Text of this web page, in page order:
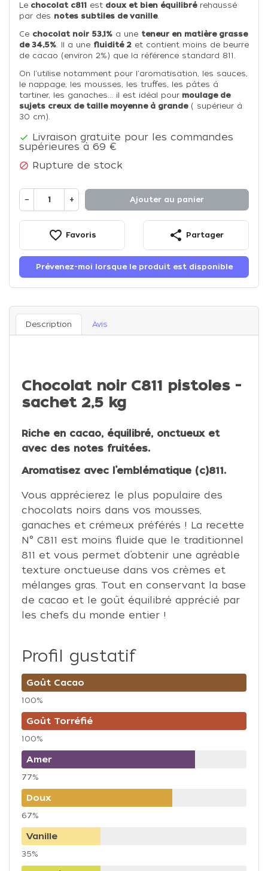
Le chocolat c811 est doux et bien équilibrérehaussé
par des notes subtiles de vanille.
Ce chocolat noir 53,1% a une teneur en matière grasse
de 34,5%. Il a une fluidité 2 et contient moins de beurre
de cacao (environ 2%) que la référence standard 811.
On l'utilise notamment pour l'aromatisation, les sauces,
le nappage, les mousses, les truffes, les pâtes à
tartiner, les ganaches... il est idéal pour moulage de
sujets creux de taille moyenne à grande( supérieur à
30 cm).
 Livraison gratuite pour les commandes
supérieures à 69 €
 Rupture de stock
− + Ajouter au panier
favorite_border Favoris share Partager
Prévenez-moi lorsque le produit est disponible
Description Avis
Chocolat noir C811 pistoles -
sachet 2,5 kg
Riche en cacao, équilibré, onctueux et
avec des notes fruitées.
Aromatisez avec l’emblématique (c)811.
Vous apprécierez le plus populaire des
chocolats noirs dans vos mousses,
ganaches et crémeux préférés ! La recette
N° C811 est moins fluide que le traditionnel
811 et vous permet d’obtenir une agréable
texture onctueuse dans vos crèmes et
mélanges gras. Tout en conservant la base
de cacao et le goût équilibré apprécié par
les chefs du monde entier !
Profil gustatif
Goût Cacao
100%
Goût Torréfié
100%
Amer
77%
Doux
67%
Vanille
35%